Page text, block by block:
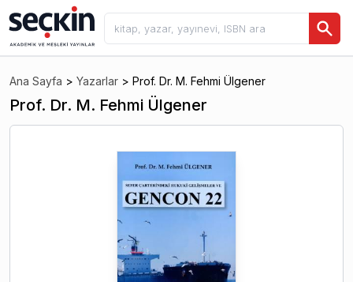
Ana Sayfa > Yazarlar > Prof. Dr. M. Fehmi Ülgener
Prof. Dr. M. Fehmi Ülgener